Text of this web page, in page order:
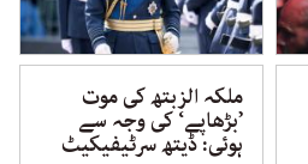
ملکہ الزبتھ کی موت
’بڑھاپے‘ کی وجہ سے
ہوئی: ڈیتھ سرٹیفیکیٹ